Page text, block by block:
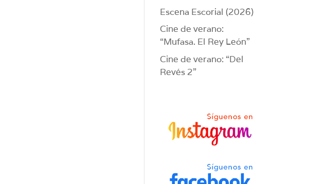
Escena Escorial (2026)
Cine de verano:
“Mufasa. El Rey León”
Cine de verano: “Del
Revés 2”